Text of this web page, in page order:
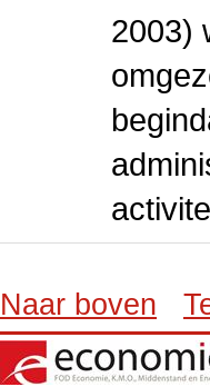
2003)
Naar boven